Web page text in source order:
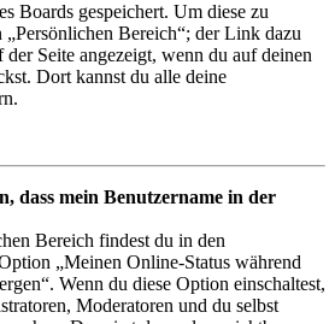
Boards gespeichert. Um diese zu
„Persönlichen Bereich“; der Link dazu
Seite angezeigt, wenn du auf deinen
Dort kannst du alle deine
dass mein Benutzername in der
Bereich findest du in den
„Meinen Online-Status während
Wenn du diese Option einschaltest,
Moderatoren und du selbst